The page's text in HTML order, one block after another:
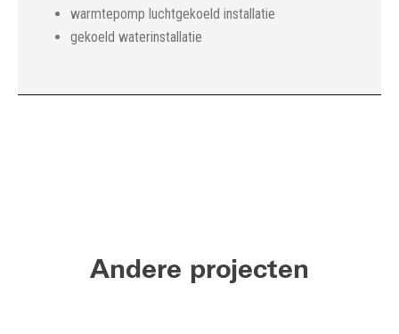
warmtepomp luchtgekoeld installatie
gekoeld waterinstallatie
Andere projecten